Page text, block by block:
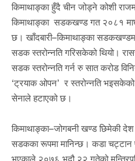
किमाथाङ्का हुँदै चीन जोड्ने कोशी
किमाथाङ्का सडकखण्ड गत २०८१
छ। खाँदबारी–किमाथाङ्का
सडक स्तरोन्नति गरिसकेको थियो।
सडक स्तरोन्नति गर्न रु सात करोड
‘ट्रयाक ओपन’ र स्तरोन्नति
सेनाले हटाएको छ।
किमाथाङ्का–जोगबनी खण्ड छिमेकी
सडकका रूपमा मानिन्छ। कडा चट्टान
भएकाले २०७६ भदौ २२ गतेको